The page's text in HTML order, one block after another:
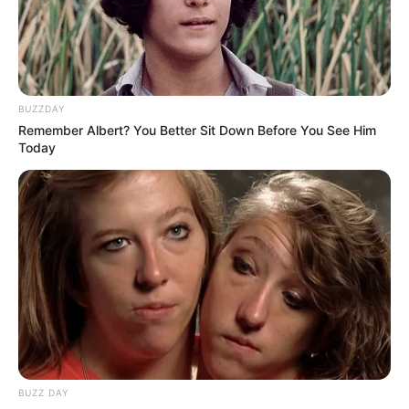
εμβολιασμένοι ανησυχούν και οι
επιστήμονες δεν έχουν απαντήσεις”.
BUZZDAY
Remember Albert? You Better Sit Down Before You See Him
Today
BUZZ DAY